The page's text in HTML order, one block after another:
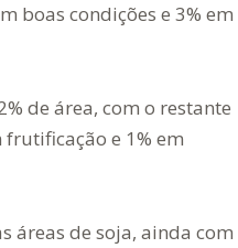
boas condições e 3% em
de área, com o restante
e 1% em
áreas de soja, ainda com